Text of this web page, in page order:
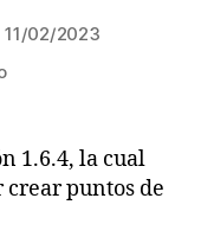
11/02/2023
en
para
trazado
1.6.4, la cual
puntos de